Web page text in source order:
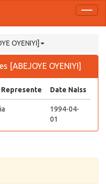
OYENIYI]
[ABEJOYE OYENIYI]
Represente Date Naiss
1994-04-
01